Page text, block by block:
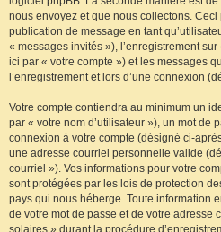
nous envoyez et que nous collectons. Ceci
publication de message en tant
« messages invités »), l’enregistrement
ici par « votre compte ») et les messages
l’enregistrement et lors d’une connexion
Votre compte contiendra au minimum un
par « votre nom d’utilisateur »), un mot de
connexion à votre compte (désigné ci-
une adresse courriel personnelle valide
courriel »). Vos informations pour votre
sont protégées par les lois de protection
pays qui nous héberge. Toute information
de votre mot de passe et de votre adresse